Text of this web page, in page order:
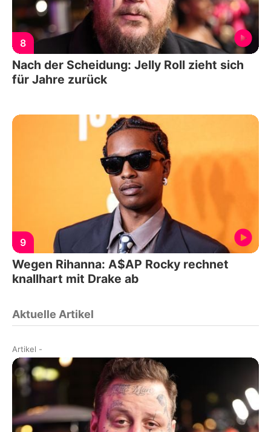
8
Nach der Scheidung: Jelly Roll zieht sich
für Jahre zurück
9
Wegen Rihanna: A$AP Rocky rechnet
knallhart mit Drake ab
Aktuelle Artikel
Artikel -